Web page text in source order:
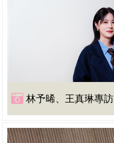
林予晞、王真琳專訪